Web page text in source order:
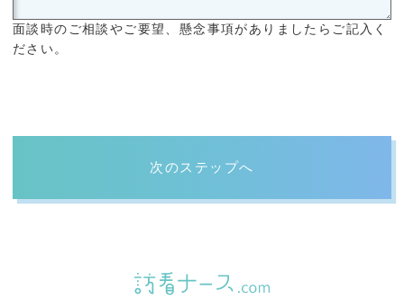
面談時のご相談やご要望、懸念事項がありましたらご記入く
ださい。
次のステップへ